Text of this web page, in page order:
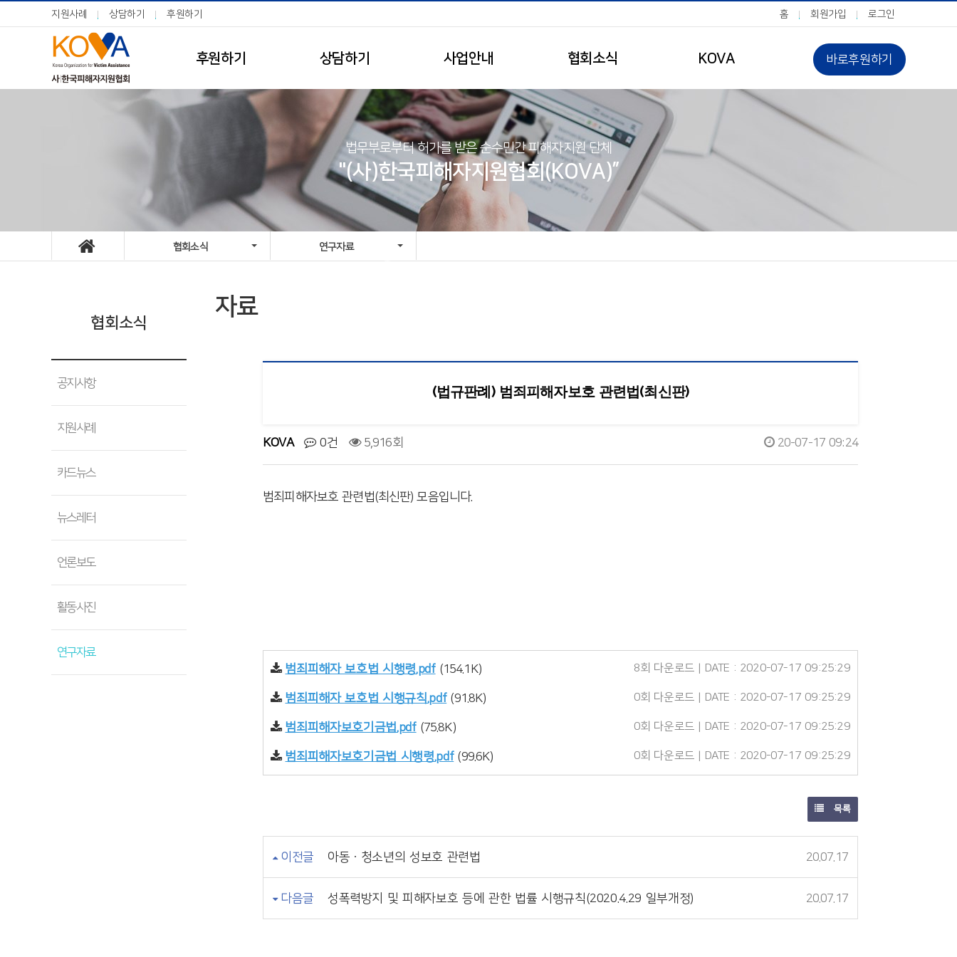
지원사례 상담하기 후원하기 홈 회원가입 로그인
바로후원하기
후원하기 상담하기 사업안내 협회소식 KOVA
법무부로부터 허가를 받은 순수민간 피해자지원 단체
"(사)한국피해자지원협회(KOVA)”
협회소식 연구자료
협회소식
공지사항
지원사례
카드뉴스
뉴스레터
언론보도
활동사진
연구자료
자료
(법규판례) 범죄피해자보호 관련법(최신판)
KOVA 0건 5,916회 20-07-17 09:24
범죄피해자보호 관련법(최신판) 모음입니다.
범죄피해자 보호법 시행령.pdf(154.1K) 8회 다운로드 | DATE : 2020-07-17 09:25:29
범죄피해자 보호법 시행규칙.pdf(91.8K) 0회 다운로드 | DATE : 2020-07-17 09:25:29
범죄피해자보호기금법.pdf(75.8K) 0회 다운로드 | DATE : 2020-07-17 09:25:29
범죄피해자보호기금법 시행령.pdf(99.6K) 0회 다운로드 | DATE : 2020-07-17 09:25:29
목록
이전글 아동ㆍ청소년의 성보호 관련법 20.07.17
다음글 성폭력방지 및 피해자보호 등에 관한 법률 시행규칙(2020.4.29 일부개정) 20.07.17